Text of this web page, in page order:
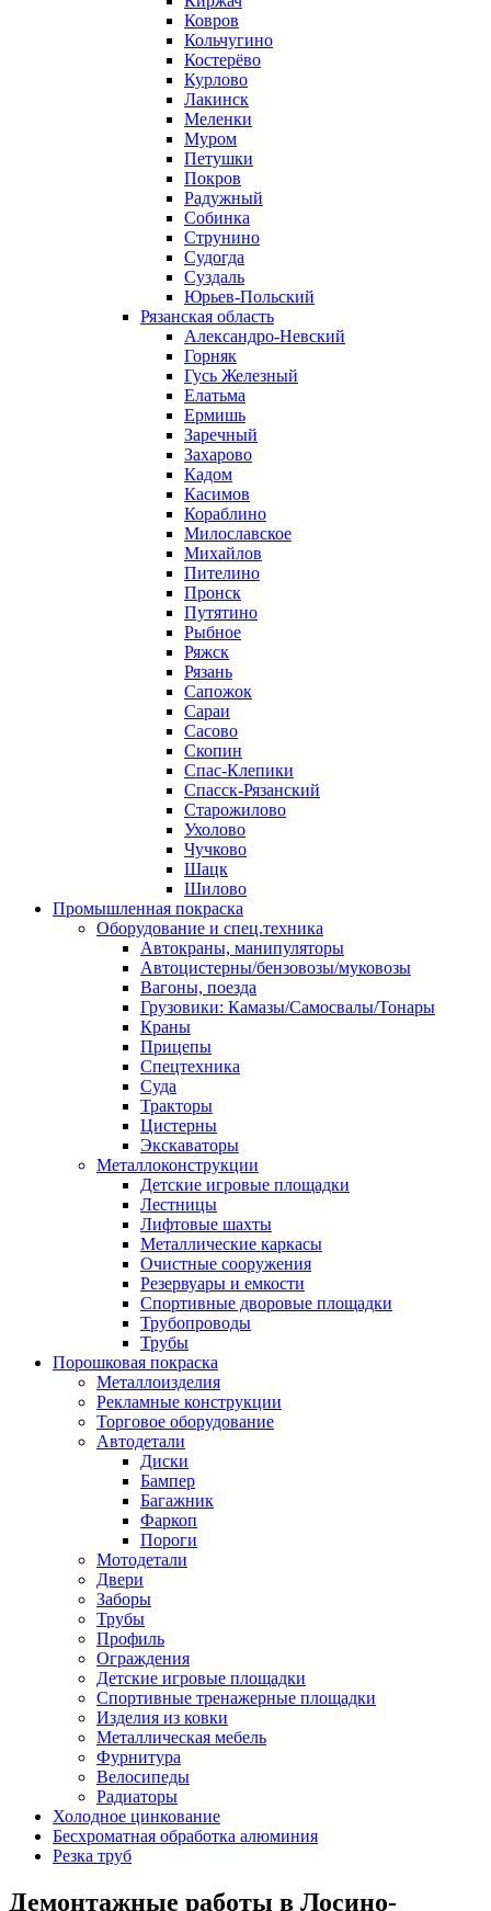
Ковров
Кольчугино
Костерёво
Курлово
Лакинск
Меленки
Муром
Петушки
Покров
Радужный
Собинка
Струнино
Судогда
Суздаль
Юрьев-Польский
Рязанская область
Александро-Невский
Горняк
Гусь Железный
Елатьма
Ермишь
Заречный
Захарово
Кадом
Касимов
Кораблино
Милославское
Михайлов
Пителино
Пронск
Путятино
Рыбное
Ряжск
Рязань
Сапожок
Сараи
Сасово
Скопин
Спас-Клепики
Спасск-Рязанский
Старожилово
Ухолово
Чучково
Шацк
Шилово
Промышленная покраска
Оборудование и спец.техника
Автокраны, манипуляторы
Автоцистерны/бензовозы/муковозы
Вагоны, поезда
Грузовики: Камазы/Самосвалы/Тонары
Краны
Прицепы
Спецтехника
Суда
Тракторы
Цистерны
Экскаваторы
Металлоконструкции
Детские игровые площадки
Лестницы
Лифтовые шахты
Металлические каркасы
Очистные сооружения
Резервуары и емкости
Спортивные дворовые площадки
Трубопроводы
Трубы
Порошковая покраска
Металлоизделия
Рекламные конструкции
Торговое оборудование
Автодетали
Диски
Бампер
Багажник
Фаркоп
Пороги
Мотодетали
Двери
Заборы
Трубы
Профиль
Ограждения
Детские игровые площадки
Спортивные тренажерные площадки
Изделия из ковки
Металлическая мебель
Фурнитура
Велосипеды
Радиаторы
Холодное цинкование
Бесхроматная обработка алюминия
Резка труб
Демонтажные работы в Лосино-